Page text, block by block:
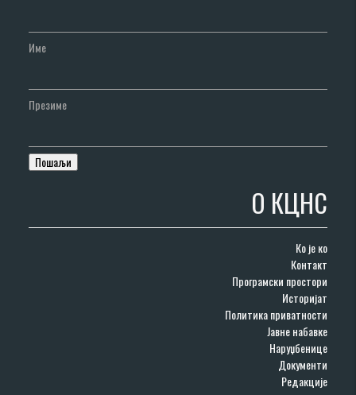
Име
Презиме
О КЦНС
Ко је ко
Контакт
Програмски простори
Историјат
Политика приватности
Јавне набавке
Наруџбенице
Документи
Редакције